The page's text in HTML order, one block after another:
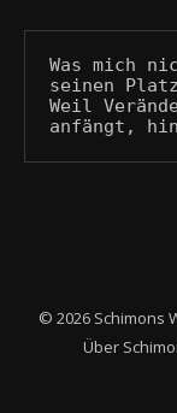
Was mich
seinen
Weil
anfängt,
© 2026 Schimons
Über